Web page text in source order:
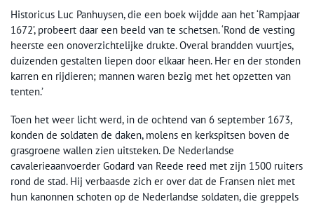
Historicus Luc Panhuysen, die een boek wijdde aan het ‘Rampjaar
1672’, probeert daar een beeld van te schetsen. ‘Rond de vesting
heerste een onoverzichtelijke drukte. Overal brandden vuurtjes,
duizenden gestalten liepen door elkaar heen. Her en der stonden
karren en rijdieren; mannen waren bezig met het opzetten van
tenten.’
Toen het weer licht werd, in de ochtend van 6 september 1673,
konden de soldaten de daken, molens en kerkspitsen boven de
grasgroene wallen zien uitsteken. De Nederlandse
cavalerieaanvoerder Godard van Reede reed met zijn 1500 ruiters
rond de stad. Hij verbaasde zich er over dat de Fransen niet met
hun kanonnen schoten op de Nederlandse soldaten, die greppels